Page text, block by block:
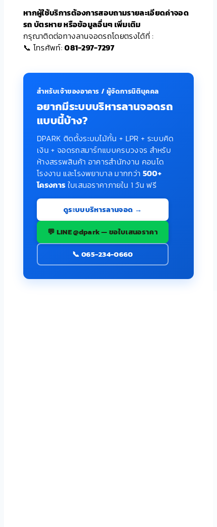
หากผู้ใช้บริการต้องการสอบถามรายละเอียดค่าจอด
รถ บัตรหาย หรือข้อมูลอื่นๆ เพิ่มเติม
กรุณาติดต่อทางลานจอดรถโดยตรงได้ที่ :
📞 โทรศัพท์:081-297-7297
สำหรับเจ้าของอาคาร / ผู้จัดการนิติบุคคล
อยากมีระบบบริหารลานจอดรถ
แบบนี้บ้าง?
DPARK ติดตั้งระบบไม้กั้น + LPR + ระบบคิด
เงิน + จอดรถสมาร์ทแบบครบวงจร สำหรับ
ห้างสรรพสินค้า อาคารสำนักงาน คอนโด
โรงงาน และโรงพยาบาล มากกว่า 500+
โครงการ ใบเสนอราคาภายใน 1 วัน ฟรี
ดูระบบบริหารลานจอด →
💬 LINE @dpark — ขอใบเสนอราคา
📞 065-234-0660